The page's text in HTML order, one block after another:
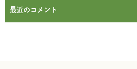
最近のコメント